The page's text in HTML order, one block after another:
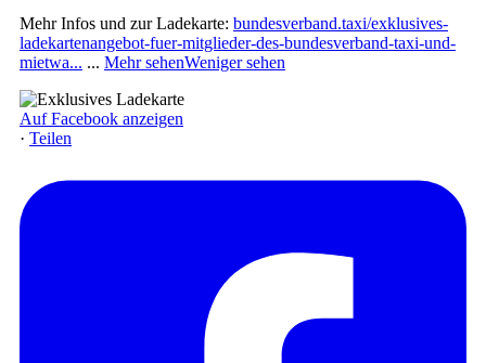
Mehr Infos und zur Ladekarte: bundesverband.taxi/exklusives-
ladekartenangebot-fuer-mitglieder-des-bundesverband-taxi-und-
mietwa... ... Mehr sehenWeniger sehen
Auf Facebook anzeigen
· Teilen